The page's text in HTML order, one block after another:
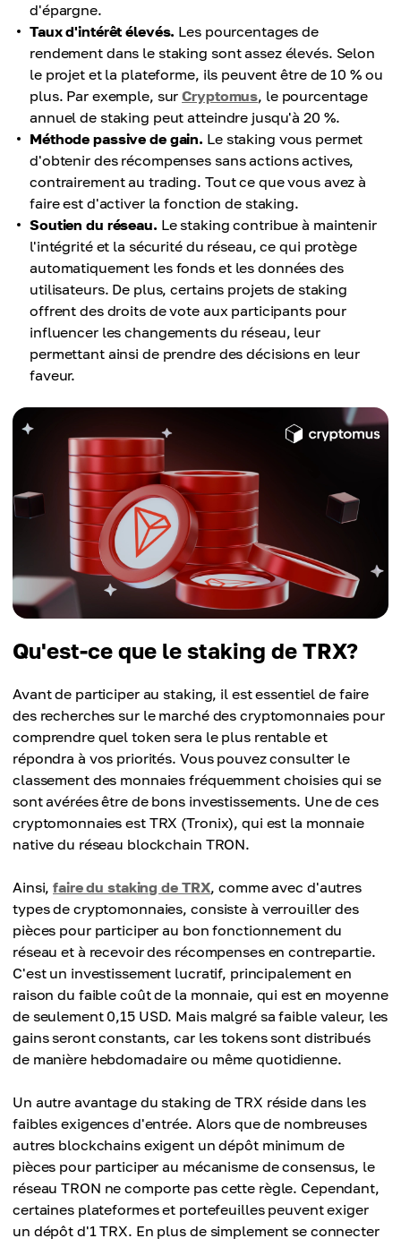
d'épargne.
Taux d'intérêt élevés. Les pourcentages de
rendement dans le staking sont assez élevés. Selon
le projet et la plateforme, ils peuvent être de 10 % ou
plus. Par exemple, surCryptomus, le pourcentage
annuel de staking peut atteindre jusqu'à 20 %.
Méthode passive de gain. Le staking vous permet
d'obtenir des récompenses sans actions actives,
contrairement au trading. Tout ce que vous avez à
faire est d'activer la fonction de staking.
Soutien du réseau. Le staking contribue à maintenir
l'intégrité et la sécurité du réseau, ce qui protège
automatiquement les fonds et les données des
utilisateurs. De plus, certains projets de staking
offrent des droits de vote aux participants pour
influencer les changements du réseau, leur
permettant ainsi de prendre des décisions en leur
faveur.
Qu'est-ce que le staking de TRX?
Avant de participer au staking, il est essentiel de faire
des recherches sur le marché des cryptomonnaies pour
comprendre quel token sera le plus rentable et
répondra à vos priorités. Vous pouvez consulter le
classement des monnaies fréquemment choisies qui se
sont avérées être de bons investissements. Une de ces
cryptomonnaies est TRX (Tronix), qui est la monnaie
native du réseau blockchain TRON.
Ainsi,faire du staking de TRX, comme avec d'autres
types de cryptomonnaies, consiste à verrouiller des
pièces pour participer au bon fonctionnement du
réseau et à recevoir des récompenses en contrepartie.
C'est un investissement lucratif, principalement en
raison du faible coût de la monnaie, qui est en moyenne
de seulement 0,15 USD. Mais malgré sa faible valeur, les
gains seront constants, car les tokens sont distribués
de manière hebdomadaire ou même quotidienne.
Un autre avantage du staking de TRX réside dans les
faibles exigences d'entrée. Alors que de nombreuses
autres blockchains exigent un dépôt minimum de
pièces pour participer au mécanisme de consensus, le
réseau TRON ne comporte pas cette règle. Cependant,
certaines plateformes et portefeuilles peuvent exiger
un dépôt d'1 TRX. En plus de simplement se connecter